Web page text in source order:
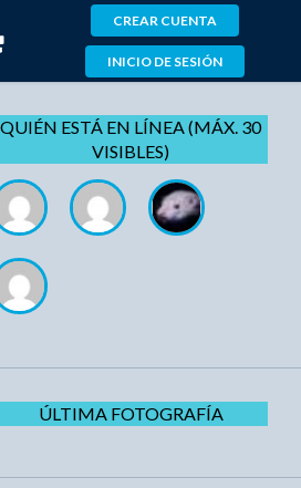
CREAR CUENTA
INICIO DE SESIÓN
QUIÉN ESTÁ EN LÍNEA (MÁX. 30
VISIBLES)
ÚLTIMA FOTOGRAFÍA